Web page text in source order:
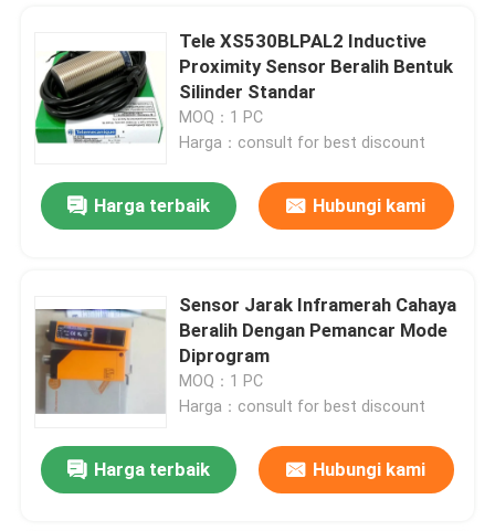
Tele XS530BLPAL2 Inductive
Proximity Sensor Beralih Bentuk
Silinder Standar
MOQ：1 PC
Harga：consult for best discount
Harga terbaik Hubungi kami
Sensor Jarak Inframerah Cahaya
Beralih Dengan Pemancar Mode
Diprogram
MOQ：1 PC
Harga：consult for best discount
Harga terbaik Hubungi kami